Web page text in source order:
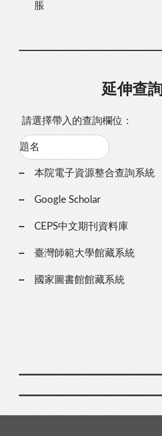
脹
延伸查詢
請選擇帶入的查詢欄位：
本院電子資源整合查詢系統
Google Scholar
CEPS中文期刊資料庫
臺灣師範大學館藏系統
國家圖書館館藏系統